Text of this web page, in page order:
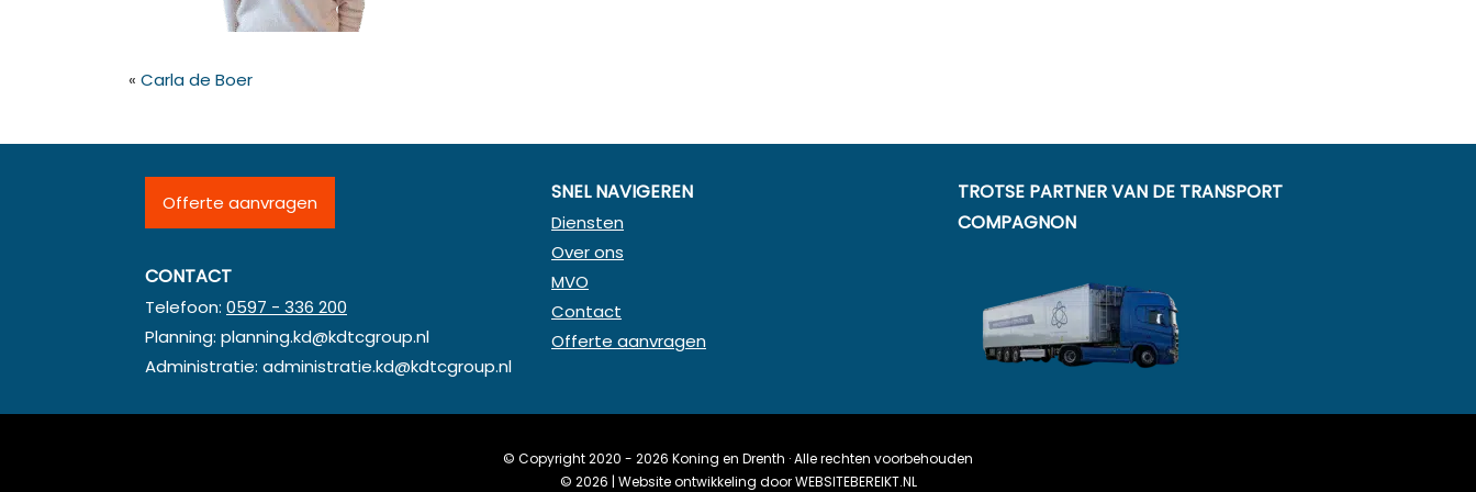
« Carla de Boer
Offerte aanvragen
CONTACT
Telefoon: 0597 - 336 200
Planning: planning.kd@kdtcgroup.nl
Administratie: administratie.kd@kdtcgroup.nl
SNEL NAVIGEREN
Diensten
Over ons
MVO
Contact
Offerte aanvragen
TROTSE PARTNER VAN DE TRANSPORT
COMPAGNON
© Copyright 2020 - 2026 Koning en Drenth · Alle rechten voorbehouden
© 2026 | Website ontwikkeling doorWEBSITEBEREIKT.NL